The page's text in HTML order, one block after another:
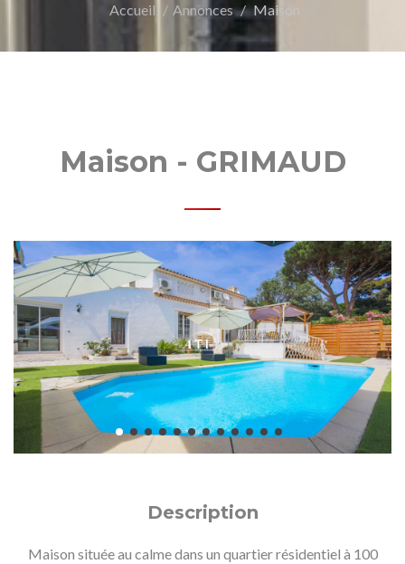
Accueil Annonces Maison
Maison - GRIMAUD
Description
Maison située au calme dans un quartier résidentiel à 100